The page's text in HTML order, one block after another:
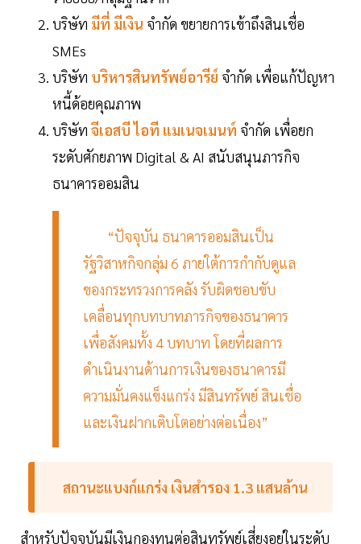
บริษัท มีที่ มีเงิน จำกัด ขยายการเข้าถึงสินเชื่อ
SMEs
บริษัท บริหารสินทรัพย์อารีย์ จำกัด เพื่อแก้ปัญหา
หนี้ด้อยคุณภาพ
บริษัท จีเอสบี ไอที แมเนจเมนท์ จำกัด เพื่อยก
ระดับศักยภาพ Digital & AI สนับสนุนภารกิจ
ธนาคารออมสิน
“ปัจจุบัน ธนาคารออมสินเป็น
รัฐวิสาหกิจกลุ่ม 6 ภายใต้การกำกับดูแล
ของกระทรวงการคลัง รับผิดชอบขับ
เคลื่อนทุกบทบาทภารกิจของธนาคาร
เพื่อสังคมทั้ง 4 บทบาท โดยที่ผลการ
ดำเนินงานด้านการเงินของธนาคารมี
ความมั่นคงแข็งแกร่ง มีสินทรัพย์ สินเชื่อ
และเงินฝากเติบโตอย่างต่อเนื่อง”
สถานะแบงก์แกร่ง เงินสำรอง 1.3 แสนล้าน
สำหรับปัจจุบันมีเงินกองทุนต่อสินทรัพย์เสี่ยงอยู่ในระดับ